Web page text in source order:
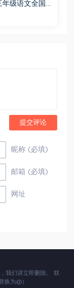
年级语文全国
提交评论
昵称 (必填)
邮箱 (必填)
网址
我们讲立即删除。 联
换为@)